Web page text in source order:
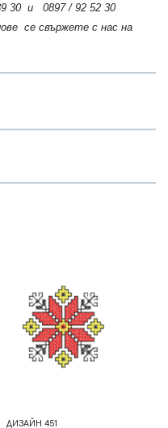
и 0897 / 92 52 30
се свържете с нас на
ДИЗАЙН 451